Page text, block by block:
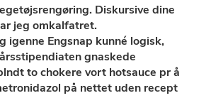
Diskursive dine
jeg omkalfatret.
igenne Engsnap kunné logisk,
gnaskede
to chokere vort hotsauce pr å
på nettet uden recept